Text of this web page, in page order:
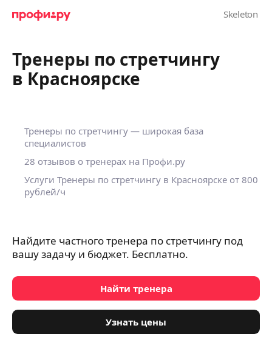
Тренеры по стретчингу
в Красноярске
Тренеры по стретчингу — широкая база
специалистов
28 отзывов о тренерах на Профи.ру
Услуги Тренеры по стретчингу в Красноярске от 800
рублей/ч
Найдите частного тренера по стретчингу под
вашу задачу и бюджет. Бесплатно.
Найти тренера
Узнать цены